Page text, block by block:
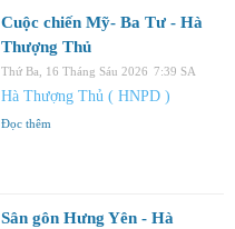
Cuộc chiến Mỹ- Ba Tư - Hà
Thượng Thủ
Thứ Ba, 16 Tháng Sáu 2026 7:39 SA
Hà Thượng Thủ ( HNPD )
Đọc thêm
Sân gôn Hưng Yên - Hà